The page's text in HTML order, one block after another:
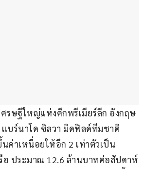
ศรษฐีใหญ่แห่งศึกพรีเมียร์ลีก อังกฤษ
แบร์นาโด ซิลวา มิดฟิลด์ทีมชาติ
นค่าเหนื่อยให้อีก 2 เท่าตัวเป็น
อ ประมาณ 12.6 ล้านบาทต่อสัปดาห์